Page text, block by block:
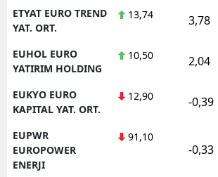
ETYAT EURO TREND
YAT. ORT.
13,74 3,78
EUHOL EURO
YATIRIM HOLDING
10,50 2,04
EUKYO EURO
KAPITAL YAT. ORT.
12,90 -0,39
EUPWR
EUROPOWER
ENERJI
91,10
-0,33